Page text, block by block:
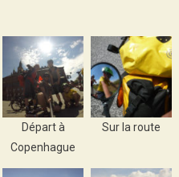
Départ à
Copenhague
Sur la route